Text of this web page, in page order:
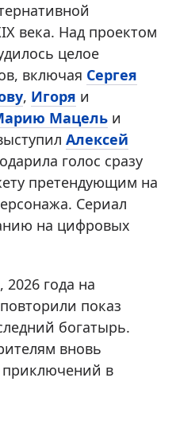
века. Над проектом
целое
включая Сергея
, Игоря и
Мацель и
Алексей
голос сразу
претендующим на
Сериал
на цифровых
года на
показ
богатырь.
вновь
приключений в